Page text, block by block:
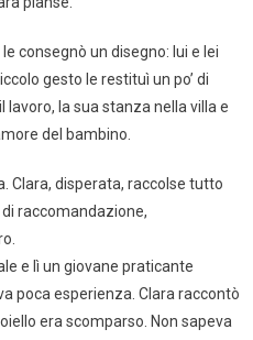
consegnò un disegno: lui e lei
gesto le restituì un po’ di
la sua stanza nella villa e
del bambino.
Clara, disperata, raccolse tutto
raccomandazione,
e lì un giovane praticante
poca esperienza. Clara raccontò
era scomparso. Non sapeva